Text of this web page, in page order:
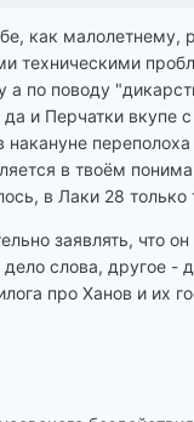
как
техническими
а по поводу
и Перчатки вкупе
в твоём
в Лаки 28 только
заявлять, что
слова, другое -
про Ханов и их